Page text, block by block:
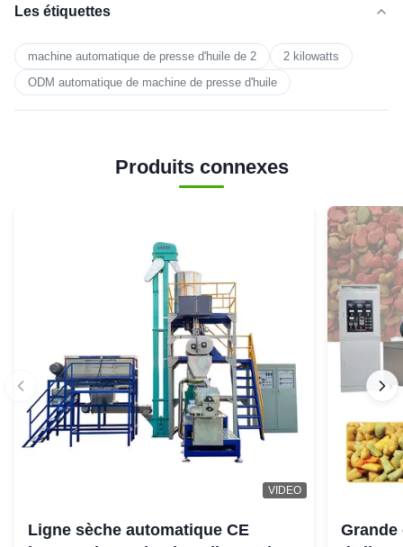
Les étiquettes
machine automatique de presse d'huile de 2
2 kilowatts
ODM automatique de machine de presse d'huile
Produits connexes
VIDEO
Ligne sèche automatique CE